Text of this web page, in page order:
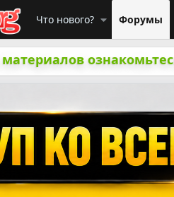
Что нового? Форумы